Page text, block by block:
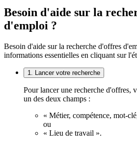
Besoin d'aide sur la
d'emploi ?
Besoin d'aide sur la recherche d'offres
informations essentielles en cliquant sur
1. Lancer votre recherche
Pour lancer une recherche d'offres,
un des deux champs :
« Métier, compétence, mot-
ou
« Lieu de travail ».